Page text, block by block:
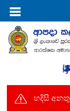
හදිසි